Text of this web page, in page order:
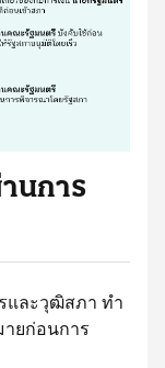
นการ
และวุฒิสภา ทำ
ยก่อนการ